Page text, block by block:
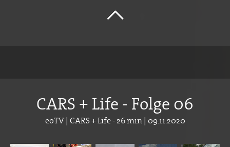
CARS + Life - Folge 06
eoTV | CARS + Life - 26 min | 09.11.2020